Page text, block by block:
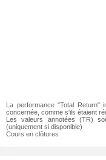
La performance "Total Return"
concernée, comme s'ils étaient
Les valeurs annotées (TR)
(uniquement si disponible)
Cours en clôtures